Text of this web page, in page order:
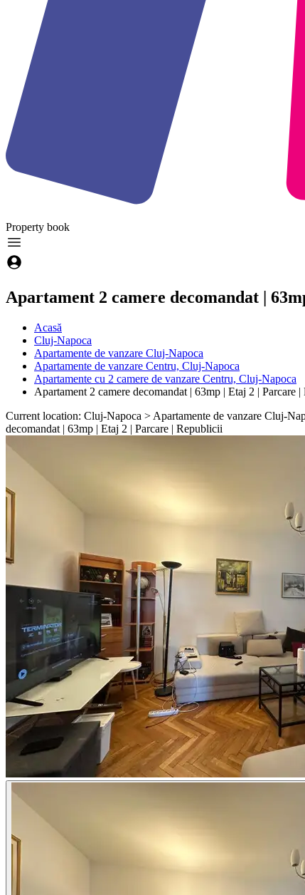
Property book
Apartament 2 camere decomandat |
Acasă
Cluj-Napoca
Apartamente de vanzare Cluj-Napoca
Apartamente de vanzare Centru, Cluj-Napoca
Apartamente cu 2 camere de vanzare Centru, Cluj-Napoca
Apartament 2 camere decomandat | 63mp | Etaj 2 | Parcare
Current location: Cluj-Napoca > Apartamente de vanzare Cluj-
decomandat | 63mp | Etaj 2 | Parcare | Republicii